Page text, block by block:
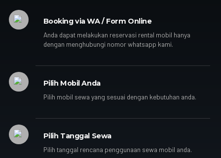
Booking via WA / Form Online
Anda dapat melakukan reservasi rental mobil hanya
dengan menghubungi nomor whatsapp kami.
Pilih Mobil Anda
Pilih mobil sewa yang sesuai dengan kebutuhan anda.
Pilih Tanggal Sewa
Pilih tanggal rencana penggunaan sewa mobil anda.